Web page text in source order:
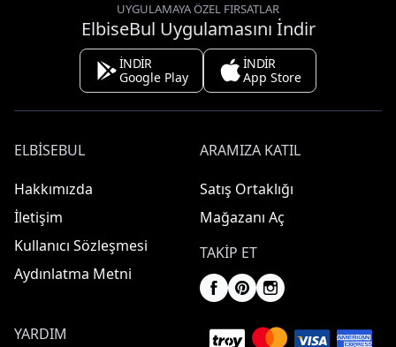
UYGULAMAYA ÖZEL FIRSATLAR
ElbiseBul Uygulamasını İndir
İNDİR
Google Play
İNDİR
App Store
ELBISEBUL
Hakkımızda
İletişim
Kullanıcı Sözleşmesi
Aydınlatma Metni
ARAMIZA KATIL
Satış Ortaklığı
Mağazanı Aç
TAKIP ET
YARDIM